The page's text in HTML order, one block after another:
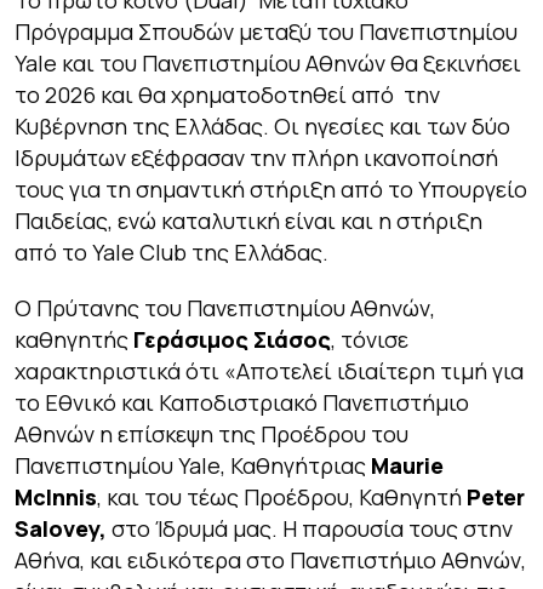
Πρόγραμμα Σπουδών μεταξύ του Πανεπιστημίου
Yale και του Πανεπιστημίου Αθηνών θα ξεκινήσει
το 2026 και θα χρηματοδοτηθεί από την
Κυβέρνηση της Ελλάδας. Οι ηγεσίες και των δύο
Ιδρυμάτων εξέφρασαν την πλήρη ικανοποίησή
τους για τη σημαντική στήριξη από το Υπουργείο
Παιδείας, ενώ καταλυτική είναι και η στήριξη
από το Yale Club της Ελλάδας.
Ο Πρύτανης του Πανεπιστημίου Αθηνών,
καθηγητής Γεράσιμος Σιάσος, τόνισε
χαρακτηριστικά ότι «Αποτελεί ιδιαίτερη τιμή για
το Εθνικό και Καποδιστριακό Πανεπιστήμιο
Αθηνών η επίσκεψη της Προέδρου του
Πανεπιστημίου Yale, Καθηγήτριας Maurie
McInnis, και του τέως Προέδρου, Καθηγητή Peter
Salovey, στο Ίδρυμά μας. Η παρουσία τους στην
Αθήνα, και ειδικότερα στο Πανεπιστήμιο Αθηνών,